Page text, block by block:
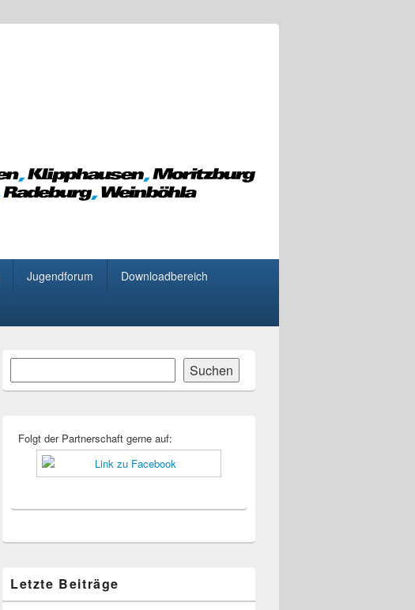
Jugendforum Downloadbereich
Primärer
Widgetbereich
Suchen
Folgt der Partnerschaft gerne auf:
Letzte Beiträge